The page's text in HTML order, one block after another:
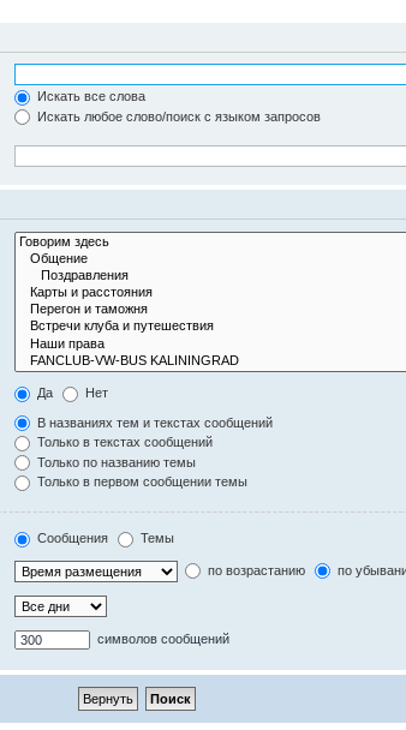
Искать все слова
Искать любое слово/поиск с языком запросов
Да Нет
В названиях тем и текстах сообщений
Только в текстах сообщений
Только по названию темы
Только в первом сообщении темы
Сообщения Темы
по возрастанию по
символов сообщений